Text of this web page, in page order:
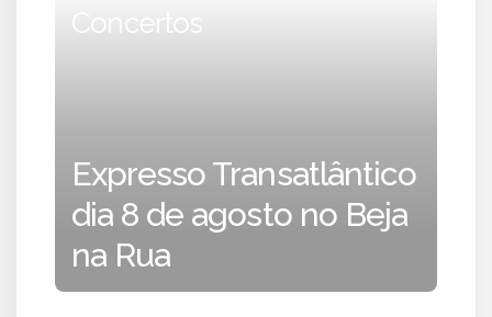
Concertos
Expresso Transatlântico
dia 8 de agosto no Beja
na Rua